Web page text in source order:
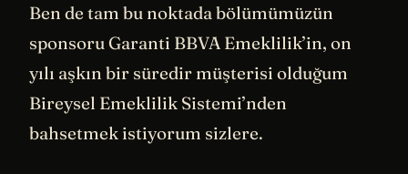
Ben de tam bu noktada bölümümüzün
sponsoru Garanti BBVA Emeklilik’in, on
yılı aşkın bir süredir müşterisi olduğum
Bireysel Emeklilik Sistemi’nden
bahsetmek istiyorum sizlere.